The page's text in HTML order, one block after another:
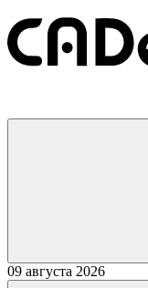
09 августа 2026